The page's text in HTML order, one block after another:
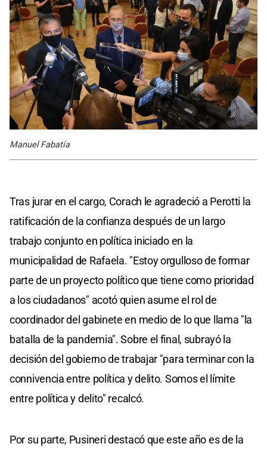
Manuel Fabatía
Tras jurar en el cargo, Corach le agradeció a Perotti la
ratificación de la confianza después de un largo
trabajo conjunto en política iniciado en la
municipalidad de Rafaela. "Estoy orgulloso de formar
parte de un proyecto político que tiene como prioridad
a los ciudadanos" acotó quien asume el rol de
coordinador del gabinete en medio de lo que llama "la
batalla de la pandemia". Sobre el final, subrayó la
decisión del gobierno de trabajar "para terminar con la
connivencia entre política y delito. Somos el límite
entre política y delito" recalcó.
Por su parte, Pusineri destacó que este año es de la